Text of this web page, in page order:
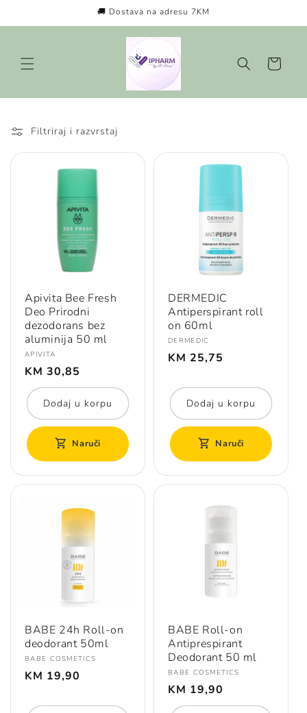
sadržaj
🚚 Dostava na adresu 7KM
Košarica
Filtriraj i razvrstaj
Apivita Bee Fresh
Deo Prirodni
dezodorans bez
aluminija 50 ml
Prodavač:
APIVITA
Redovna
cijena
KM 30,85
Dodaj u korpu
Naruči
DERMEDIC
Antiperspirant roll
on 60ml
Prodavač:
DERMEDIC
Redovna
cijena
KM 25,75
Dodaj u korpu
Naruči
BABE 24h Roll-on
deodorant 50ml
Prodavač:
BABE COSMETICS
Redovna
cijena
KM 19,90
BABE Roll-on
Antiprespirant
Deodorant 50 ml
Prodavač:
BABE COSMETICS
Redovna
cijena
KM 19,90